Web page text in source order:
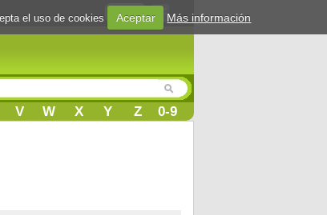
Login
V W X Y Z 0-9
el uso de cookies Aceptar Más información